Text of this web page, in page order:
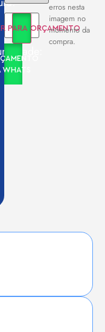
PARA ORÇAMENTO
WHATS
erros nesta
imagem no
momento da
compra.